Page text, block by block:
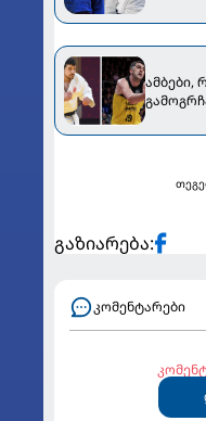
ამბები,
გაზიარება:
კომენტარები